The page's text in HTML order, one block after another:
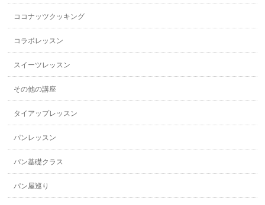
ココナッツクッキング
コラボレッスン
スイーツレッスン
その他の講座
タイアップレッスン
パンレッスン
パン基礎クラス
パン屋巡り